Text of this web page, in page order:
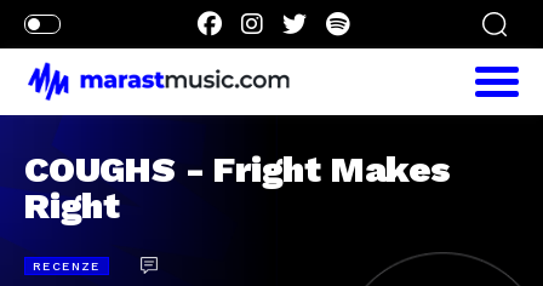
COUGHS - Fright Makes
Right
RECENZE